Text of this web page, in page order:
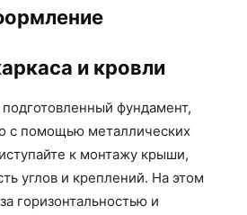
и кровли
подготовленный фундамент,
с помощью металлических
к монтажу крыши,
углов и креплений. На этом
горизонтальностью и